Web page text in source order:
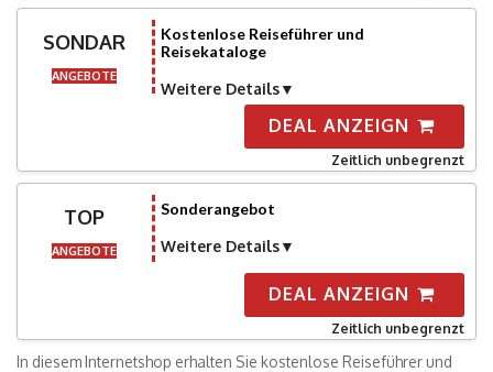
SONDAR
ANGEBOTE
Kostenlose Reiseführer und
Reisekataloge
Weitere Details
DEAL ANZEIGN
Zeitlich unbegrenzt
TOP
ANGEBOTE
Sonderangebot
Weitere Details
DEAL ANZEIGN
Zeitlich unbegrenzt
In diesem Internetshop erhalten Sie kostenlose Reiseführer und